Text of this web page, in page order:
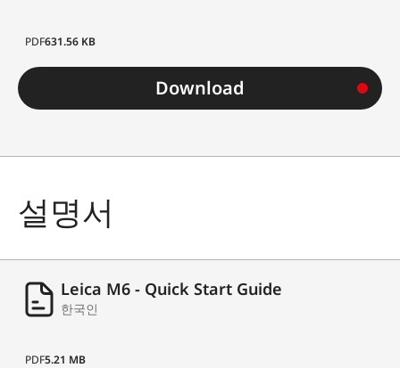
PDF631.56 KB
Download
설명서
Leica M6 - Quick Start Guide
한국인
PDF5.21 MB